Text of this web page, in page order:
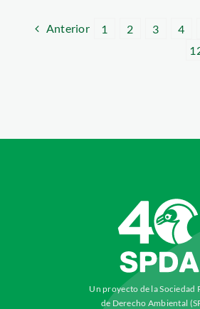
Anterior 1 2 3 4
Un proyecto de la Sociedad
de Derecho Ambiental